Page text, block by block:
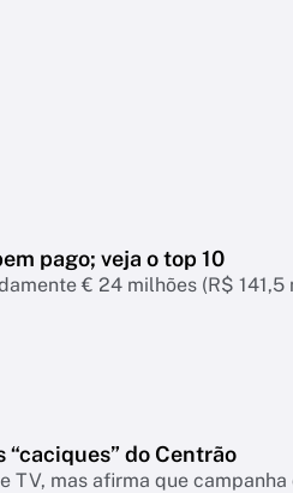
pago; veja o top 10
€ 24 milhões (R$ 141,5
do Centrão
TV, mas afirma que